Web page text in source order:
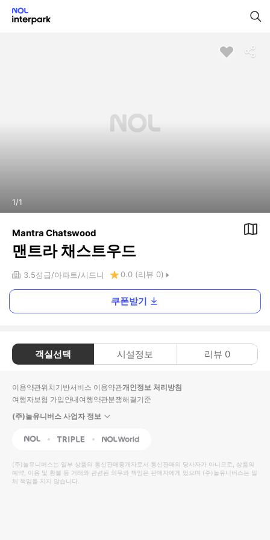
1/1
Mantra Chatswood
맨트라 채스트우드
3.5성급 아파트 시드니 0.0 (리뷰 0)
쿠폰받기
객실선택 시설정보 리뷰 0
이용약관위치기반서비스 이용약관개인정보 처리방침
여행자보험 가입안내여행약관분쟁해결기준
(주)놀유니버스 사업자 정보
NOL Triple Interpark Global
(주)놀유니버스는 일부 상품의 통신판매중개자로서 통신판매의 당사자가 아니므로, 상품의
예약, 이용 및 환불 등 거래와 관련된 의무와 책임은 판매자에게 있으며 (주)놀유니버스는 일
체 책임을 지지 않습니다.